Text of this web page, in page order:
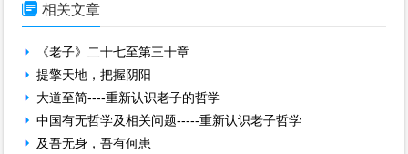
 相关文章
《老子》二十七至第三十章
提擎天地，把握阴阳
大道至简----重新认识老子的哲学
中国有无哲学及相关问题-----重新认识老子哲学
及吾无身，吾有何患